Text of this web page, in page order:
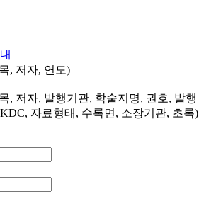
, 저자, 연도)
, 저자, 발행기관, 학술지명, 권호, 발행
자료형태, 수록면, 소장기관, 초록)